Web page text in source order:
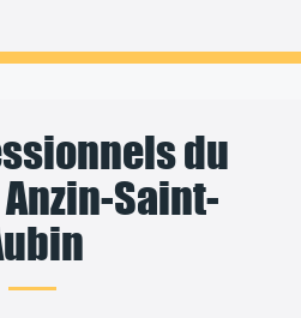
du
Saint-